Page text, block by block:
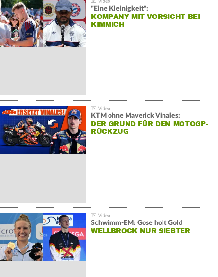
"Eine Kleinigkeit":
KOMPANY MIT VORSICHT BEI
KIMMICH
KTM ohne Maverick Vinales:
DER GRUND FÜR DEN MOTOGP-
RÜCKZUG
Schwimm-EM: Gose holt Gold
WELLBROCK NUR SIEBTER